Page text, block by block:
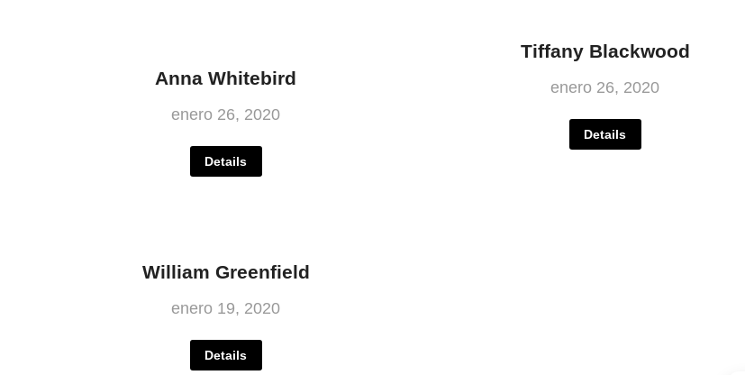
Anna Whitebird
enero 26, 2020
Details
Tiffany Blackwood
enero 26, 2020
Details
William Greenfield
enero 19, 2020
Details